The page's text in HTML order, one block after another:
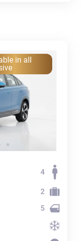
in all
4
2
5